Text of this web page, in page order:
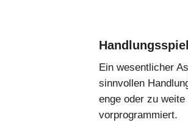
Ein wesentlicher
sinnvollen
enge oder zu
vorprogrammiert.